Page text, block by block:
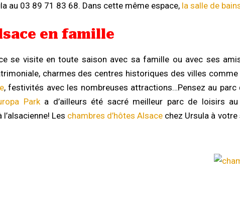
au 03 89 71 83 68. Dans cette même espace, la salle de
en famille
se visite en toute saison avec sa famille ou avec ses
charmes des centres historiques des villes
, festivités avec les nombreuses attractions…Pensez au parc
Parka d’ailleurs été sacré meilleur parc de loisirs
Les chambres d’hôtes Alsace chez Ursula à